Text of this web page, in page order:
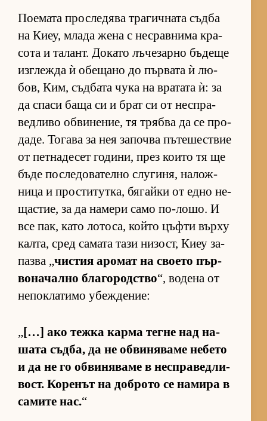
По­е­мата прос­ле­дява тра­гич­ната съдба
на Ки­еу, млада жена с нес­рав­нима кра­
сота и та­лант. До­като лъ­че­зарно бъ­деще
из­г­лежда ѝ обе­щано до пър­вата ѝ лю­
бов, Ким, съд­бата чука на вра­тата ѝ: за
да спаси баща си и брат си от нес­п­ра­
вед­ливо об­ви­не­ние, тя трябва да се про­
да­де. То­гава за нея за­почва пъ­те­шес­т­вие
от пет­на­де­сет го­ди­ни, през ко­ито тя ще
бъде пос­ле­до­ва­телно слу­ги­ня, на­лож­
ница и прос­ти­тут­ка, бя­гайки от едно не­
щас­тие, за да на­мери само по-ло­шо. И
все пак, като ло­то­са, който цъфти върху
кал­та, сред са­мата тази ни­зост, Киеу за­
пазва „чис­тия аро­мат на сво­ето пър­
во­на­чално бла­го­род­с­тво“, во­дена от
не­пок­ла­тимо убеж­де­ние:
„[…] ако тежка карма тегне над на­
шата съд­ба, да не об­ви­ня­ваме не­бето
и да не го об­ви­ня­ваме в нес­п­ра­вед­ли­
вост. Ко­ре­нът на доб­рото се на­мира в
са­мите нас.“